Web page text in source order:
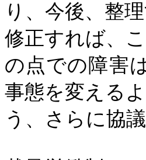
り、今後、整
修正すれば、こ
の点での障害
事態を変えるよ
う、さらに協